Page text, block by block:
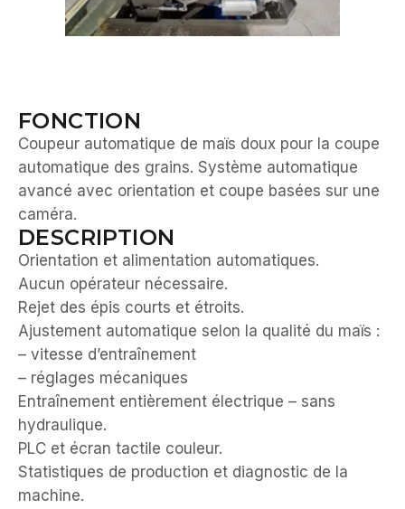
FONCTION
Coupeur automatique de maïs doux pour la coupe
automatique des grains. Système automatique
avancé avec orientation et coupe basées sur une
caméra.
DESCRIPTION
Orientation et alimentation automatiques.
Aucun opérateur nécessaire.
Rejet des épis courts et étroits.
Ajustement automatique selon la qualité du maïs :
– vitesse d’entraînement
– réglages mécaniques
Entraînement entièrement électrique – sans
hydraulique.
PLC et écran tactile couleur.
Statistiques de production et diagnostic de la
machine.